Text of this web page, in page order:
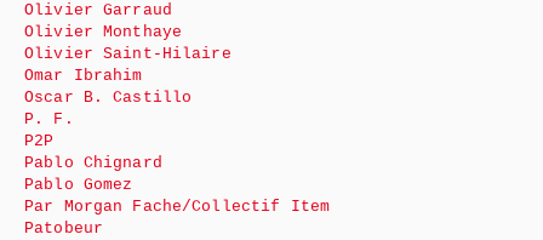
Olivier Garraud
Olivier Monthaye
Olivier Saint-Hilaire
Omar Ibrahim
Oscar B. Castillo
P. F.
P2P
Pablo Chignard
Pablo Gomez
Par Morgan Fache/Collectif Item
Patobeur